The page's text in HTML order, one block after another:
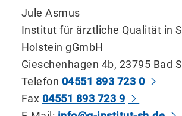
Jule Asmus
Institut für ärztliche Qualität in
Holstein gGmbH
Gieschenhagen 4b, 23795 Bad
Telefon 04551 893 723 0
Fax 04551 893 723 9